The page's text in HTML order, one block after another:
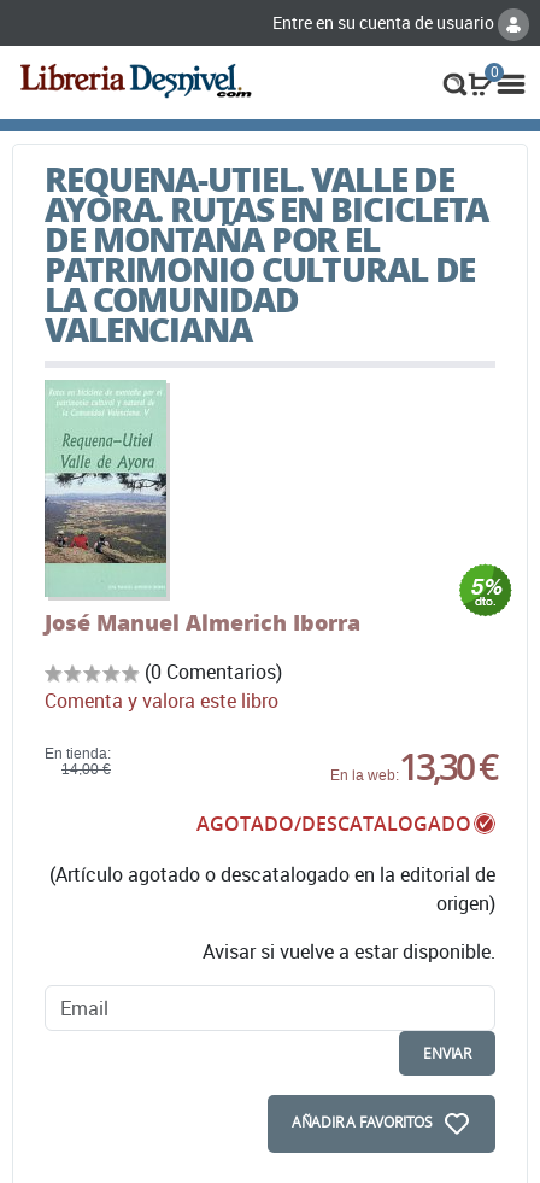
Entre en su cuenta de usuario
0
REQUENA-UTIEL. VALLE DE
AYORA. RUTAS EN BICICLETA
DE MONTAÑA POR EL
PATRIMONIO CULTURAL DE
LA COMUNIDAD
VALENCIANA
José Manuel Almerich Iborra
(0 Comentarios)
Comenta y valora este libro
En tienda:
14,00 €
En la web:13,30 €
AGOTADO/DESCATALOGADO
(Artículo agotado o descatalogado en la editorial de
origen)
Avisar si vuelve a estar disponible.
ENVIAR
AÑADIR A FAVORITOS